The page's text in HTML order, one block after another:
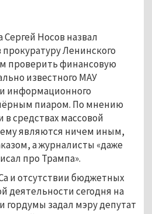
Сергей Носов назвал
Ленинского
проверить финансовую
известного МАУ
информационного
пиаром. По мнению
средствах массовой
являются ничем иным,
а журналисты «даже
про Трампа».
и отсутствии бюджетных
деятельности сегодня на
гордумы задал мэру депутат